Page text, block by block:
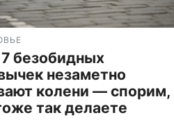
безобидных
незаметно
колени — спорим,
так делаете